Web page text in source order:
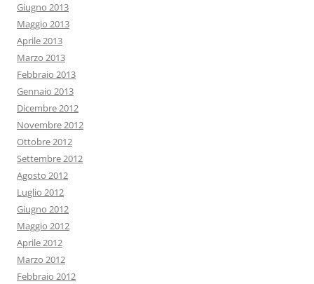
Giugno 2013
Maggio 2013
Aprile 2013
Marzo 2013
Febbraio 2013
Gennaio 2013
Dicembre 2012
Novembre 2012
Ottobre 2012
Settembre 2012
Agosto 2012
Luglio 2012
Giugno 2012
Maggio 2012
Aprile 2012
Marzo 2012
Febbraio 2012